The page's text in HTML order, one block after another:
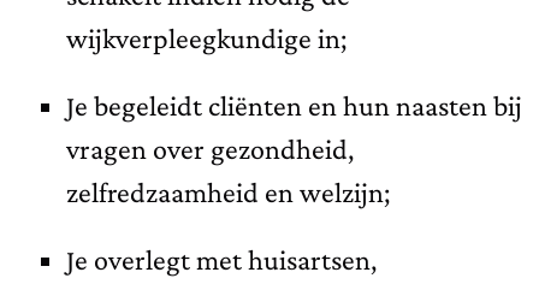
wijkverpleegkundige in;
Je begeleidt cliënten en hun naasten bij
vragen over gezondheid,
zelfredzaamheid en welzijn;
Je overlegt met huisartsen,